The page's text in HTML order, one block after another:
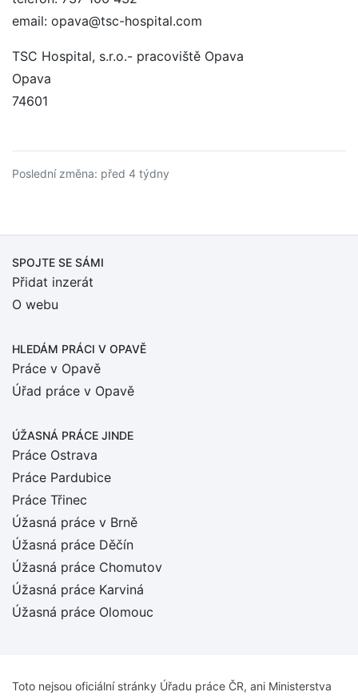
email: opava@tsc-hospital.com
TSC Hospital, s.r.o.- pracoviště Opava
Opava
74601
Poslední změna: před 4 týdny
SPOJTE SE SÁMI
Přidat inzerát
O webu
HLEDÁM PRÁCI V OPAVĚ
Práce v Opavě
Úřad práce v Opavě
ÚŽASNÁ PRÁCE JINDE
Práce Ostrava
Práce Pardubice
Práce Třinec
Úžasná práce v Brně
Úžasná práce Děčín
Úžasná práce Chomutov
Úžasná práce Karviná
Úžasná práce Olomouc
Toto nejsou oficiální stránky Úřadu práce ČR, ani Ministerstva